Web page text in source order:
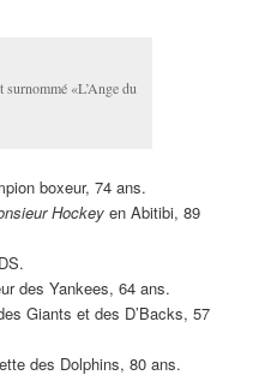
surnommé «L’Ange du
boxeur, 74 ans.
Hockeyen Abitibi, 89
des Yankees, 64 ans.
Giants et des D’Backs, 57
des Dolphins, 80 ans.